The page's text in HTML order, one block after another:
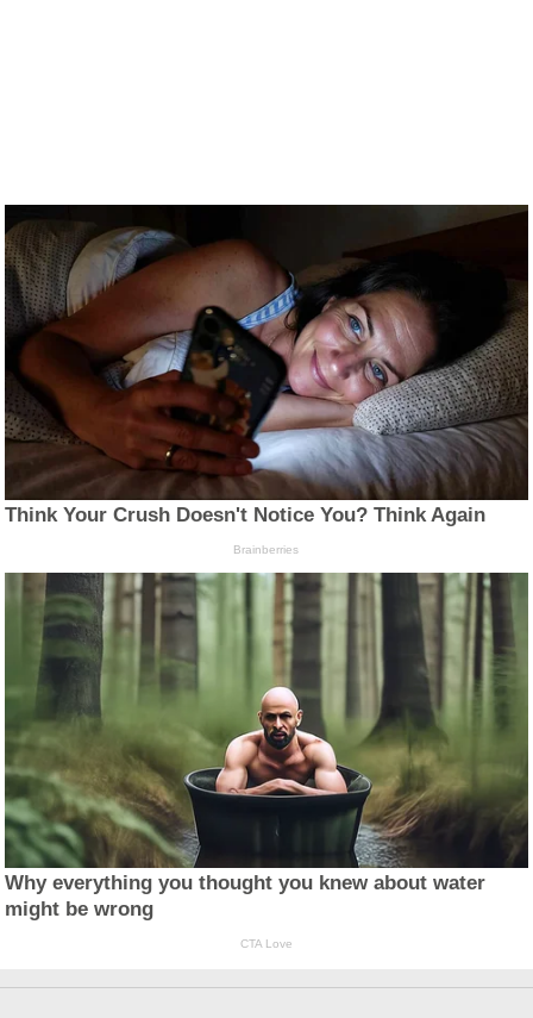
Think Your Crush Doesn't Notice You? Think Again
Brainberries
Why everything you thought you knew about water
might be wrong
CTA Love